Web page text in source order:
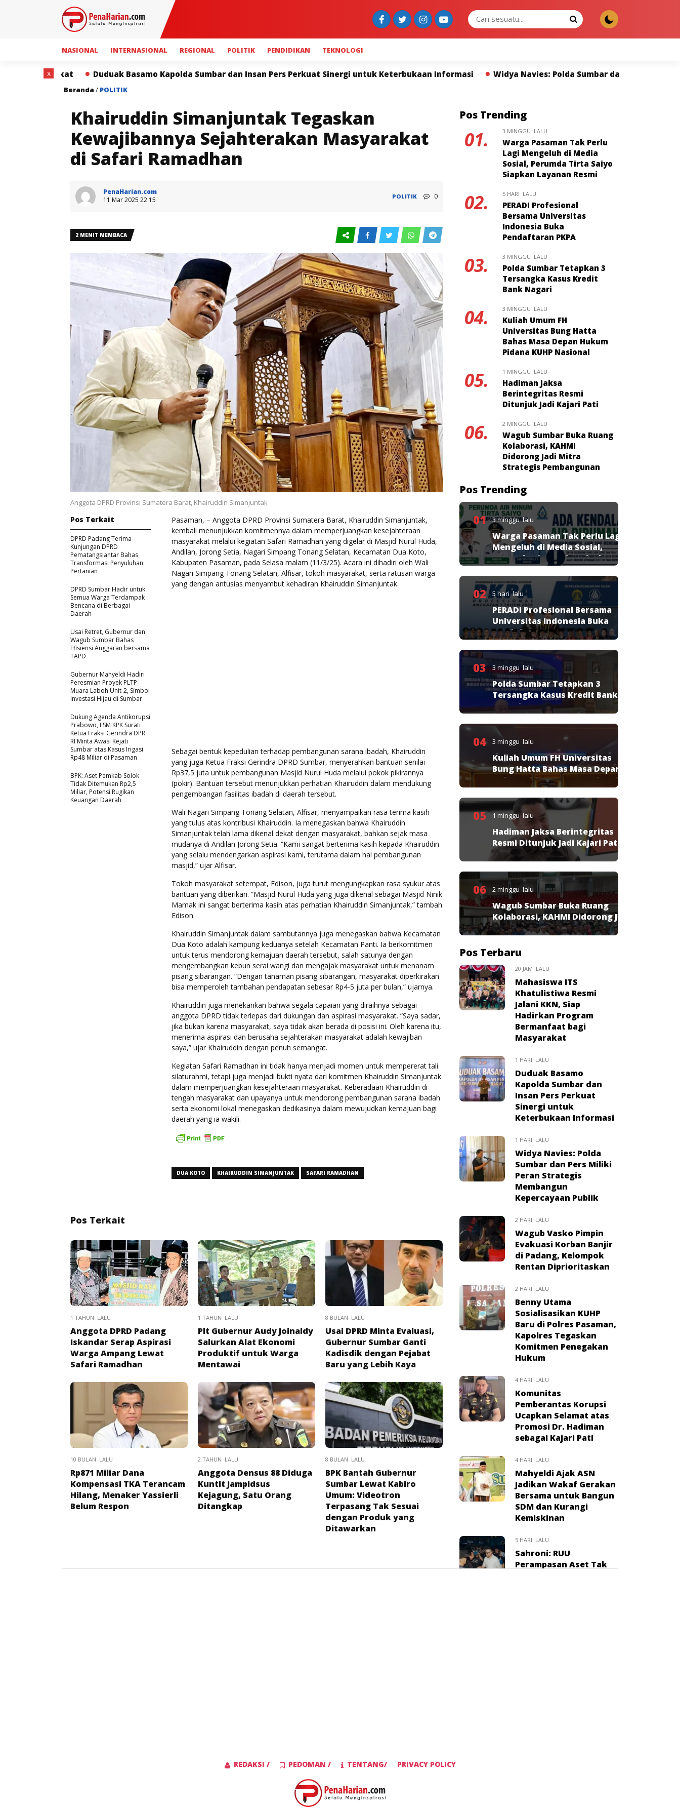
NASIONAL INTERNASIONAL REGIONAL POLITIK PENDIDIKAN TEKNOLOGI
Basamo Kapolda Sumbar dan Insan Pers Perkuat Sinergi untuk Keterbukaan Informasi Widya Navies: Polda Sumbar dan Pers Miliki Peran Strategis
Beranda / POLITIK
Khairuddin Simanjuntak Tegaskan
Kewajibannya Sejahterakan Masyarakat
di Safari Ramadhan
PenaHarian.com
11 Mar 2025 22:15
POLITIK 0
2 MENIT MEMBACA
Anggota DPRD Provinsi Sumatera Barat, Khairuddin Simanjuntak
Pasaman, – Anggota DPRD Provinsi Sumatera Barat, Khairuddin Simanjuntak,
kembali menunjukkan komitmennya dalam memperjuangkan kesejahteraan
masyarakat melalui kegiatan Safari Ramadhan yang digelar di Masjid Nurul Huda,
Andilan, Jorong Setia, Nagari Simpang Tonang Selatan, Kecamatan Dua Koto,
Kabupaten Pasaman, pada Selasa malam (11/3/25). Acara ini dihadiri oleh Wali
Nagari Simpang Tonang Selatan, Alfisar, tokoh masyarakat, serta ratusan warga
yang dengan antusias menyambut kehadiran Khairuddin Simanjuntak.
Sebagai bentuk kepedulian terhadap pembangunan sarana ibadah, Khairuddin
yang juga Ketua Fraksi Gerindra DPRD Sumbar, menyerahkan bantuan senilai
Rp37,5 juta untuk pembangunan Masjid Nurul Huda melalui pokok pikirannya
(pokir). Bantuan tersebut menunjukkan perhatian Khairuddin dalam mendukung
pengembangan fasilitas ibadah di daerah tersebut.
Wali Nagari Simpang Tonang Selatan, Alfisar, menyampaikan rasa terima kasih
yang tulus atas kontribusi Khairuddin. Ia menegaskan bahwa Khairuddin
Simanjuntak telah lama dikenal dekat dengan masyarakat, bahkan sejak masa
mudanya di Andilan Jorong Setia. “Kami sangat berterima kasih kepada Khairuddin
yang selalu mendengarkan aspirasi kami, terutama dalam hal pembangunan
masjid,” ujar Alfisar.
Tokoh masyarakat setempat, Edison, juga turut mengungkapkan rasa syukur atas
bantuan yang diberikan. “Masjid Nurul Huda yang juga dikenal sebagai Masjid Ninik
Mamak ini sangat berterima kasih atas perhatian Khairuddin Simanjuntak,” tambah
Edison.
Khairuddin Simanjuntak dalam sambutannya juga menegaskan bahwa Kecamatan
Dua Koto adalah kampung keduanya setelah Kecamatan Panti. Ia berkomitmen
untuk terus mendorong kemajuan daerah tersebut, salah satunya dengan
mengembangkan kebun serai wangi dan mengajak masyarakat untuk menanam
pisang sibarangan. “Dengan tanaman pisang sibarangan, masyarakat diperkirakan
bisa memperoleh tambahan pendapatan sebesar Rp4-5 juta per bulan,” ujarnya.
Khairuddin juga menekankan bahwa segala capaian yang diraihnya sebagai
anggota DPRD tidak terlepas dari dukungan dan aspirasi masyarakat. “Saya sadar,
jika bukan karena masyarakat, saya tidak akan berada di posisi ini. Oleh karena itu,
menerima aspirasi dan berusaha sejahterakan masyarakat adalah kewajiban
saya,” ujar Khairuddin dengan penuh semangat.
Kegiatan Safari Ramadhan ini tidak hanya menjadi momen untuk mempererat tali
silaturahmi, tetapi juga menjadi bukti nyata dari komitmen Khairuddin Simanjuntak
dalam memperjuangkan kesejahteraan masyarakat. Keberadaan Khairuddin di
tengah masyarakat dan upayanya untuk mendorong pembangunan sarana ibadah
serta ekonomi lokal menegaskan dedikasinya dalam mewujudkan kemajuan bagi
daerah yang ia wakili.
DUA KOTO KHAIRUDDIN SIMANJUNTAK SAFARI RAMADHAN
Pos Terkait
DPRD Padang Terima
Kunjungan DPRD
Pematangsiantar Bahas
Transformasi Penyuluhan
Pertanian
DPRD Sumbar Hadir untuk
Semua Warga Terdampak
Bencana di Berbagai
Daerah
Usai Retret, Gubernur dan
Wagub Sumbar Bahas
Efisiensi Anggaran bersama
TAPD
Gubernur Mahyeldi Hadiri
Peresmian Proyek PLTP
Muara Laboh Unit-2, Simbol
Investasi Hijau di Sumbar
Dukung Agenda Antikorupsi
Prabowo, LSM KPK Surati
Ketua Fraksi Gerindra DPR
RI Minta Awasi Kejati
Sumbar atas Kasus Irigasi
Rp48 Miliar di Pasaman
BPK: Aset Pemkab Solok
Tidak Ditemukan Rp2,5
Miliar, Potensi Rugikan
Keuangan Daerah
Pos Terkait
1 TAHUN LALU
Anggota DPRD Padang
Iskandar Serap Aspirasi
Warga Ampang Lewat
Safari Ramadhan
1 TAHUN LALU
Plt Gubernur Audy Joinaldy
Salurkan Alat Ekonomi
Produktif untuk Warga
Mentawai
8 BULAN LALU
Usai DPRD Minta Evaluasi,
Gubernur Sumbar Ganti
Kadisdik dengan Pejabat
Baru yang Lebih Kaya
10 BULAN LALU
Rp871 Miliar Dana
Kompensasi TKA Terancam
Hilang, Menaker Yassierli
Belum Respon
2 TAHUN LALU
Anggota Densus 88 Diduga
Kuntit Jampidsus
Kejagung, Satu Orang
Ditangkap
8 BULAN LALU
BPK Bantah Gubernur
Sumbar Lewat Kabiro
Umum: Videotron
Terpasang Tak Sesuai
dengan Produk yang
Ditawarkan
Pos Trending
01. 3 MINGGU LALU
Warga Pasaman Tak Perlu
Lagi Mengeluh di Media
Sosial, Perumda Tirta Saiyo
Siapkan Layanan Resmi
02. 5 HARI LALU
PERADI Profesional
Bersama Universitas
Indonesia Buka
Pendaftaran PKPA
03. 3 MINGGU LALU
Polda Sumbar Tetapkan 3
Tersangka Kasus Kredit
Bank Nagari
04. 3 MINGGU LALU
Kuliah Umum FH
Universitas Bung Hatta
Bahas Masa Depan Hukum
Pidana KUHP Nasional
05. 1 MINGGU LALU
Hadiman Jaksa
Berintegritas Resmi
Ditunjuk Jadi Kajari Pati
06. 2 MINGGU LALU
Wagub Sumbar Buka Ruang
Kolaborasi, KAHMI
Didorong Jadi Mitra
Strategis Pembangunan
Pos Trending
01 3 minggu lalu
Warga Pasaman Tak Perlu Lagi
Mengeluh di Media Sosial,
Perumda Tirta Saiyo Siapkan
Layanan Resmi
02 5 hari lalu
PERADI Profesional Bersama
Universitas Indonesia Buka
Pendaftaran PKPA
03 3 minggu lalu
Polda Sumbar Tetapkan 3
Tersangka Kasus Kredit Bank
Nagari
04 3 minggu lalu
Kuliah Umum FH Universitas
Bung Hatta Bahas Masa Depan
Hukum Pidana KUHP Nasional
05 1 minggu lalu
Hadiman Jaksa Berintegritas
Resmi Ditunjuk Jadi Kajari Pati
06 2 minggu lalu
Wagub Sumbar Buka Ruang
Kolaborasi, KAHMI Didorong Jadi
Mitra Strategis Pembangunan
Pos Terbaru
20 JAM LALU
Mahasiswa ITS
Khatulistiwa Resmi
Jalani KKN, Siap
Hadirkan Program
Bermanfaat bagi
Masyarakat
1 HARI LALU
Duduak Basamo
Kapolda Sumbar dan
Insan Pers Perkuat
Sinergi untuk
Keterbukaan Informasi
1 HARI LALU
Widya Navies: Polda
Sumbar dan Pers Miliki
Peran Strategis
Membangun
Kepercayaan Publik
2 HARI LALU
Wagub Vasko Pimpin
Evakuasi Korban Banjir
di Padang, Kelompok
Rentan Diprioritaskan
2 HARI LALU
Benny Utama
Sosialisasikan KUHP
Baru di Polres Pasaman,
Kapolres Tegaskan
Komitmen Penegakan
Hukum
4 HARI LALU
Komunitas
Pemberantas Korupsi
Ucapkan Selamat atas
Promosi Dr. Hadiman
sebagai Kajari Pati
4 HARI LALU
Mahyeldi Ajak ASN
Jadikan Wakaf Gerakan
Bersama untuk Bangun
SDM dan Kurangi
Kemiskinan
5 HARI LALU
Sahroni: RUU
Perampasan Aset Tak
x
REDAKSI / PEDOMAN / TENTANG/ PRIVACY POLICY